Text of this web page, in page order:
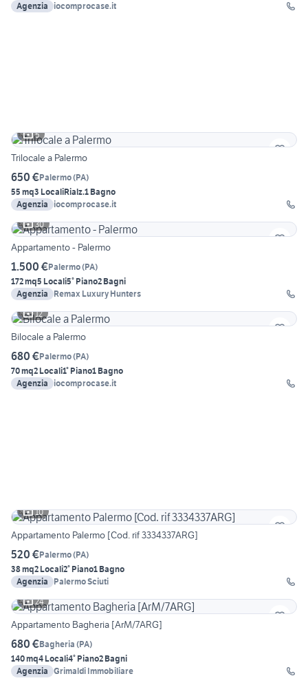
Agenzia
iocomprocase.it
5
Trilocale a Palermo
650 €Palermo(PA)
55 mq3 LocaliRialz.1 Bagno
Agenzia
iocomprocase.it
30
Appartamento - Palermo
1.500 €Palermo(PA)
172 mq5 Locali5° Piano2 Bagni
Agenzia
Remax Luxury Hunters
12
Bilocale a Palermo
680 €Palermo(PA)
70 mq2 Locali1° Piano1 Bagno
Agenzia
iocomprocase.it
10
Appartamento Palermo [Cod. rif 3334337ARG]
520 €Palermo(PA)
38 mq2 Locali2° Piano1 Bagno
Agenzia
Palermo Sciuti
24
Appartamento Bagheria [ArM/7ARG]
680 €Bagheria (PA)
140 mq4 Locali4° Piano2 Bagni
Agenzia Grimaldi Immobiliare